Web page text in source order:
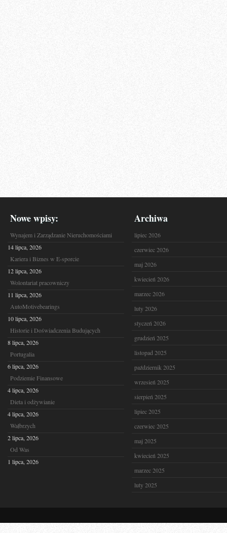
Nowe wpisy:
Wynajem i Zarządzanie Nieruchomościami
14 lipca, 2026
Kariera i Biznes w E-sporcie
12 lipca, 2026
Wolontariat pracowniczy
11 lipca, 2026
AutoMotivebearings
10 lipca, 2026
Historie i Doświadczenia Budujących
8 lipca, 2026
Portugalia
6 lipca, 2026
Podziemie Finansowe
4 lipca, 2026
Dieta i odżywianie
4 lipca, 2026
Wałbrzych
2 lipca, 2026
Od Was
1 lipca, 2026
Archiwa
lipiec 2026
czerwiec 2026
maj 2026
kwiecień 2026
marzec 2026
luty 2026
styczeń 2026
grudzień 2025
listopad 2025
październik 2025
wrzesień 2025
sierpień 2025
lipiec 2025
czerwiec 2025
maj 2025
kwiecień 2025
marzec 2025
luty 2025